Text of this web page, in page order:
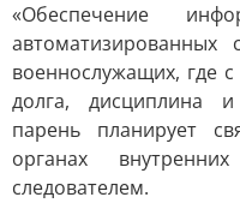
«Обеспечение
военнослужащих, где с
долга, дисциплина
парень планирует
органах
следователем.